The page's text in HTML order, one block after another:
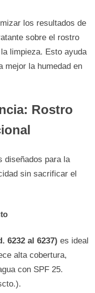
los resultados de
sobre el rostro
limpieza. Esto ayuda
mejor la humedad en
Rostro
diseñados para la
sin sacrificar el
6232 al 6237) es ideal
alta cobertura,
con SPF 25.